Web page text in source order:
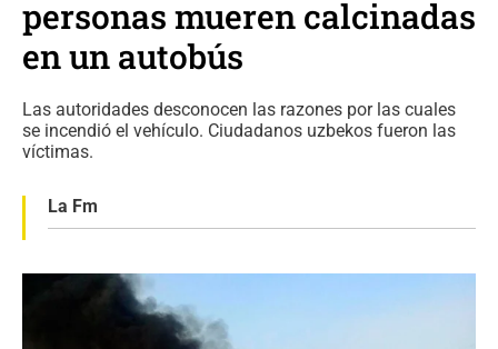
personas mueren calcinadas
en un autobús
Las autoridades desconocen las razones por las cuales
se incendió el vehículo. Ciudadanos uzbekos fueron las
víctimas.
La Fm